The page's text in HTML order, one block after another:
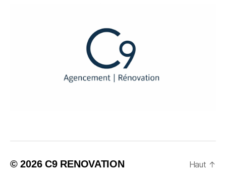
© 2026C9 RENOVATION Haut ↑